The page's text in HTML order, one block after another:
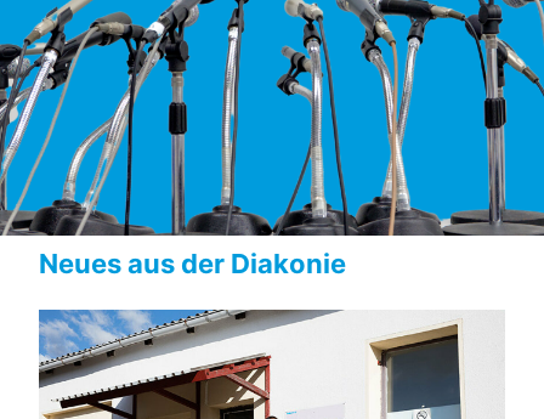
Aktuelle Meldungen
Neues aus der Diakonie